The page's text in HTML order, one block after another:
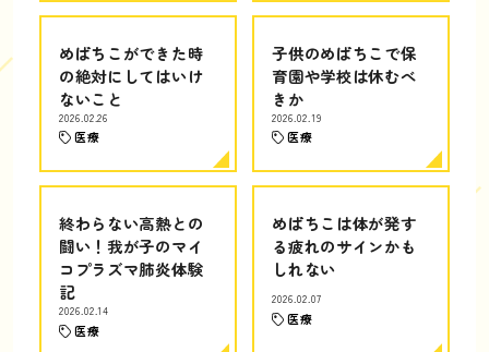
めばちこができた時
の絶対にしてはいけ
ないこと
2026.02.26
医療
子供のめばちこで保
育園や学校は休むべ
きか
2026.02.19
医療
終わらない高熱との
闘い！我が子のマイ
コプラズマ肺炎体験
記
2026.02.14
医療
めばちこは体が発す
る疲れのサインかも
しれない
2026.02.07
医療